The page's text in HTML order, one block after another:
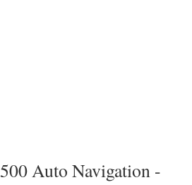
500 Auto Navigation -